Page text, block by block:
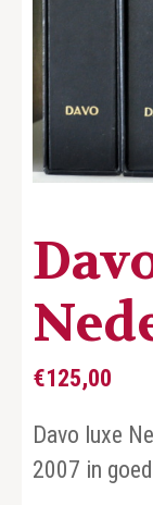
€125,00
Davo luxe
2007 in